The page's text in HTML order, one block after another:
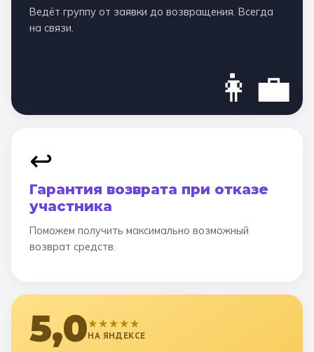
Ведёт группу от заявки до возвращения. Всегда
на связи.
👩‍💼
↩️
Гарантия возврата при отказе
участника
Поможем получить максимально возможный
возврат средств.
5,0★★★★★
НА ЯНДЕКСЕ